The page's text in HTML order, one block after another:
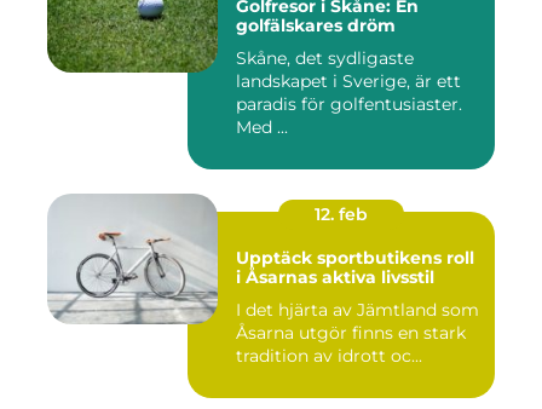
Golfresor i Skåne: En
golfälskares dröm
Skåne, det sydligaste
landskapet i Sverige, är ett
paradis för golfentusiaster.
Med ...
12. feb
Upptäck sportbutikens roll
i Åsarnas aktiva livsstil
I det hjärta av Jämtland som
Åsarna utgör finns en stark
tradition av idrott oc...